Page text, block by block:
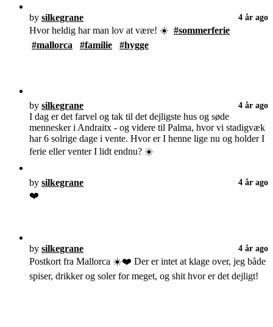
by silkegrane 4 år ago
Hvor heldig har man lov at være! ☀️ #sommerferie
#mallorca
#familie #hygge
by silkegrane 4 år ago
I dag er det farvel og tak til det dejligste hus og søde
mennesker i Andraitx - og videre til Palma, hvor vi stadigvæk
har 6 solrige dage i vente. Hvor er I henne lige nu og holder I
ferie eller venter I lidt endnu? ☀️
by silkegrane 4 år ago
❤️
by silkegrane 4 år ago
Postkort fra Mallorca ☀️❤️ Der er intet at klage over, jeg både
spiser, drikker og soler for meget, og shit hvor er det dejligt!